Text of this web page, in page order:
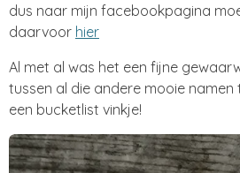
dus naar mijn facebookpagina
daarvoor hier
Al met al was het een fijne
tussen al die andere mooie namen
een bucketlist vinkje!